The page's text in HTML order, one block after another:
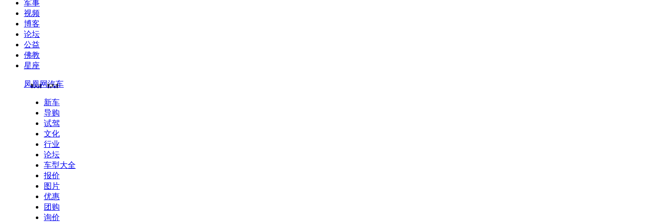
军事
视频
博客
论坛
公益
佛教
星座
凤凰网汽车
新车
导购
试驾
文化
行业
论坛
车型大全
报价
图片
优惠
团购
询价